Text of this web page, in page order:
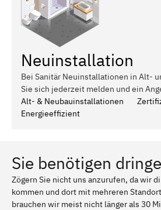
Neuinstallation
Bei Sanitär Neuinstallationen in Alt-
Sie sich jederzeit melden und ein
Alt- & Neubauinstallationen
Energieeffizient
Sie benötigen
Zögern Sie nicht uns anzurufen, da wir
kommen und dort mit mehreren
brauchen wir meist nicht länger als 30